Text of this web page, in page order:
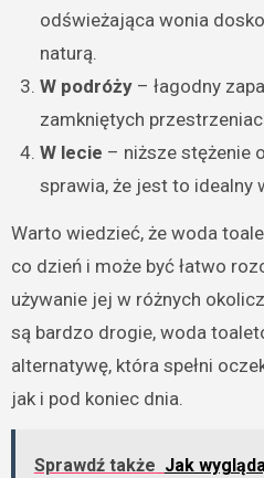
odświeżająca wonia
naturą.
W podróży– łagodny
zamkniętych
W lecie – niższe stężenie
sprawia, że jest to idealny
Warto wiedzieć, że woda
co dzień i może być łatwo
używanie jej w różnych
są bardzo drogie, woda
alternatywę, która spełni
jak i pod koniec dnia.
Sprawdź także Jak